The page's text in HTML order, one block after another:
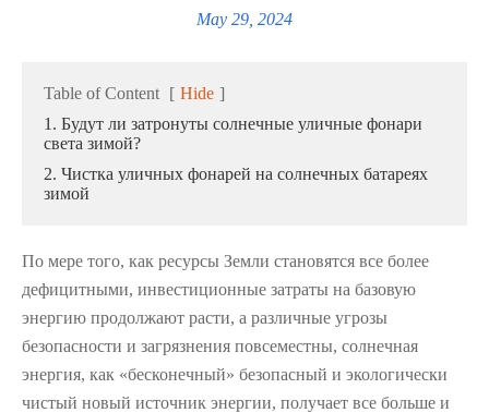
May 29, 2024
Table of Content [ Hide ]
1. Будут ли затронуты солнечные уличные фонари
света зимой?
2. Чистка уличных фонарей на солнечных батареях
зимой
По мере того, как ресурсы Земли становятся все более
дефицитными, инвестиционные затраты на базовую
энергию продолжают расти, а различные угрозы
безопасности и загрязнения повсеместны, солнечная
энергия, как «бесконечный» безопасный и экологически
чистый новый источник энергии, получает все больше и